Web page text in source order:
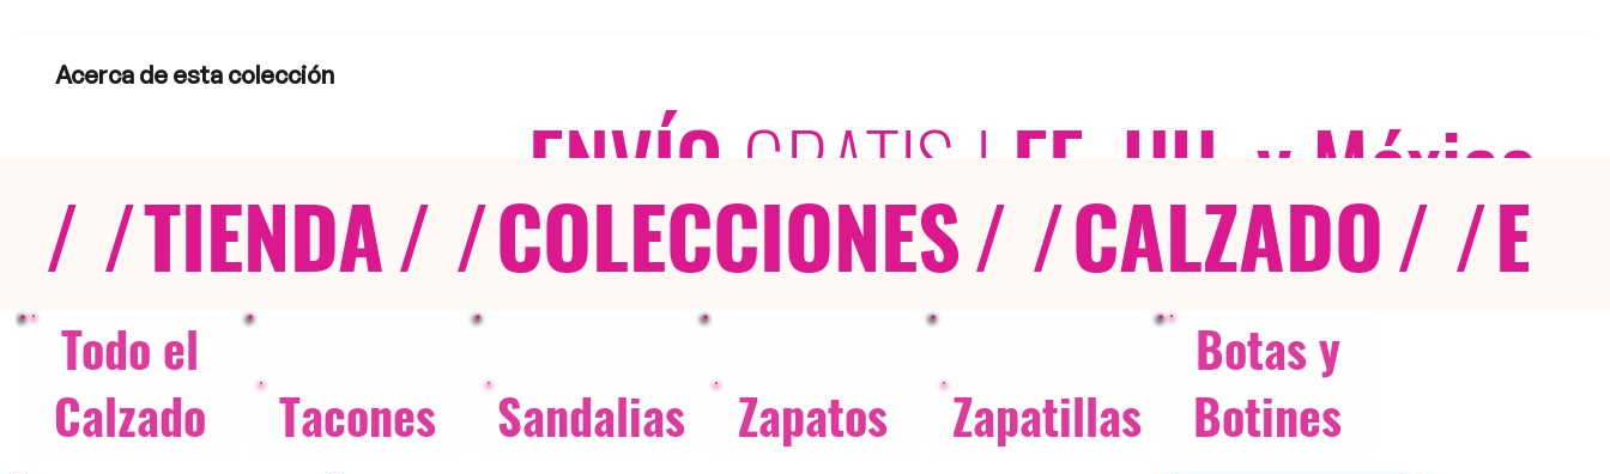
Acerca de esta colección
ENVÍO GRATIS | EE. UU. y México
/ /TIENDA/ /COLECCIONES/ /CALZADO/ /
Todo el
Calzado
Tacones Sandalias Zapatos Zapatillas
Botas y
Botines